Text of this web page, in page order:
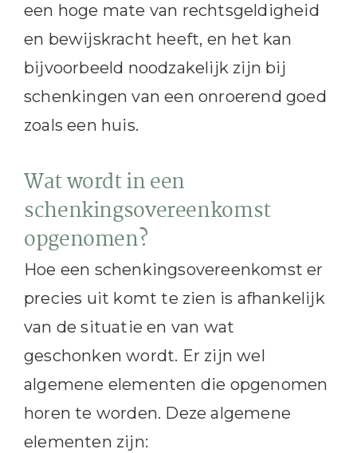
een hoge mate van rechtsgeldigheid
en bewijskracht heeft, en het kan
bijvoorbeeld noodzakelijk zijn bij
schenkingen van een onroerend goed
zoals een huis.
Wat wordt in een
schenkingsovereenkomst
opgenomen?
Hoe een schenkingsovereenkomst er
precies uit komt te zien is afhankelijk
van de situatie en van wat
geschonken wordt. Er zijn wel
algemene elementen die opgenomen
horen te worden. Deze algemene
elementen zijn: